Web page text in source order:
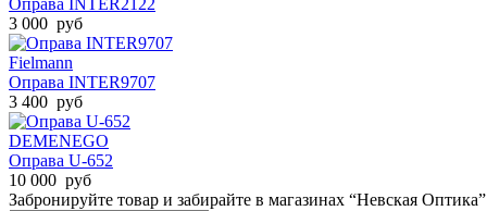
Оправа INTER2122
3 000 руб
Fielmann
Оправа INTER9707
3 400 руб
DEMENEGO
Оправа U-652
10 000 руб
Забронируйте товар и забирайте в магазинах “Невская Оптика”